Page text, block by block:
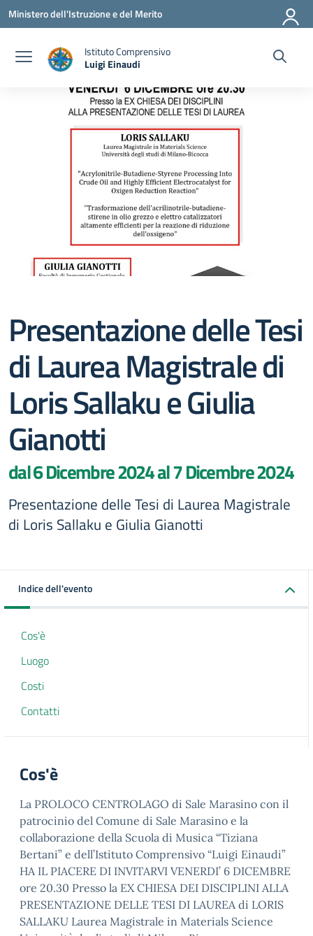
Vai ai contenuti
Vai al menu di navigazione
Vai al footer
Ministero dell'Istruzione e del Merito
Istituto Comprensivo
Luigi Einaudi
— Visita la pagina iniziale della scuola
Presentazione delle Tesi
di Laurea Magistrale di
Loris Sallaku e Giulia
Gianotti
dal 6 Dicembre 2024 al 7 Dicembre 2024
Presentazione delle Tesi di Laurea Magistrale
di Loris Sallaku e Giulia Gianotti
Indice dell'evento
Cos'è
Luogo
Costi
Contatti
Cos'è
La PROLOCO CENTROLAGO di Sale Marasino con il
patrocinio del Comune di Sale Marasino e la
collaborazione della Scuola di Musica “Tiziana
Bertani” e dell’Istituto Comprensivo “Luigi Einaudi”
HA IL PIACERE DI INVITARVI VENERDI’ 6 DICEMBRE
ore 20.30 Presso la EX CHIESA DEI DISCIPLINI ALLA
PRESENTAZIONE DELLE TESI DI LAUREA di LORIS
SALLAKU Laurea Magistrale in Materials Science